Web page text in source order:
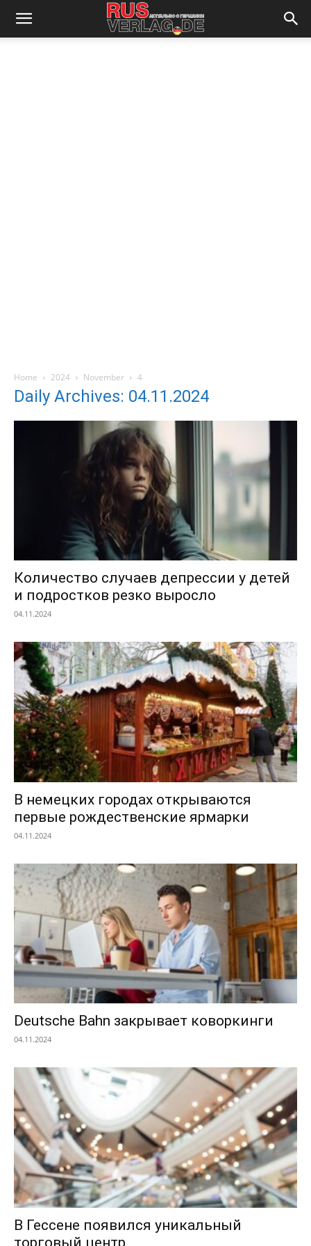
Home 2024 November 4
Daily Archives: 04.11.2024
Количество случаев депрессии у детей
и подростков резко выросло
04.11.2024
В немецких городах открываются
первые рождественские ярмарки
04.11.2024
Deutsche Bahn закрывает коворкинги
04.11.2024
В Гессене появился уникальный
торговый центр